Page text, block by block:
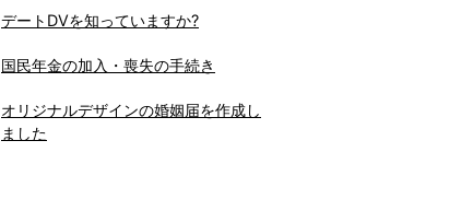
デートDVを知っていますか?
国民年金の加入・喪失の手続き
オリジナルデザインの婚姻届を作成し
ました